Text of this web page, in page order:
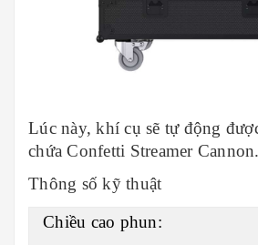
Lúc này, khí cụ sẽ tự động
chứa Confetti Streamer Cannon.
Thông số kỹ thuật
Chiều cao phun: